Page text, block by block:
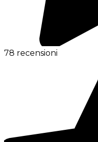
78 recensioni